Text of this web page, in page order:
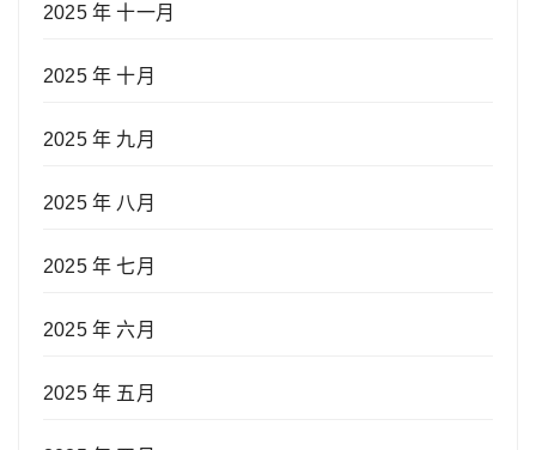
2025 年 十一月
2025 年 十月
2025 年 九月
2025 年 八月
2025 年 七月
2025 年 六月
2025 年 五月